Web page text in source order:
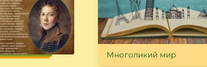
Многоликий мир